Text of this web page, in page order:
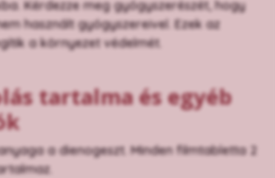
Kérdezze meg gyógyszerészét, hogy
használt gyógyszereivel. Ezek az
a környezet védelmét.
tartalma és egyéb
a dienogeszt. Minden filmtabletta 2